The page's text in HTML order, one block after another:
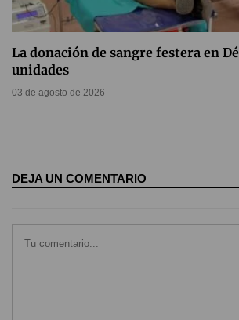
La donación de sangre festera en
unidades
03 de agosto de 2026
DEJA UN COMENTARIO